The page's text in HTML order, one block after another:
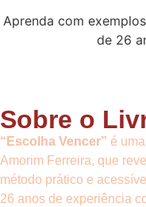
Aprenda com
de 26
Sobre o
“Escolha Vencer” é
Amorim Ferreira, que
método prático e
26 anos de experiência